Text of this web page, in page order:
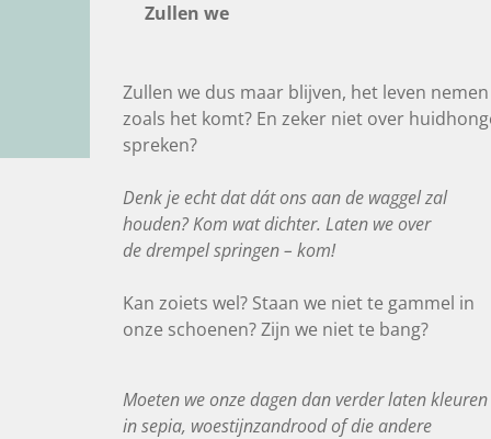
Zullen we
Zullen we dus maar blijven, het leven nemen
zoals het komt? En zeker niet over
spreken?
Denk je echt dat dát ons aan de waggel zal
houden? Kom wat dichter. Laten we over
de drempel springen – kom!
Kan zoiets wel? Staan we niet te gammel in
onze schoenen? Zijn we niet te bang?
Moeten we onze dagen dan verder laten kleuren
in sepia, woestijnzandrood of die andere